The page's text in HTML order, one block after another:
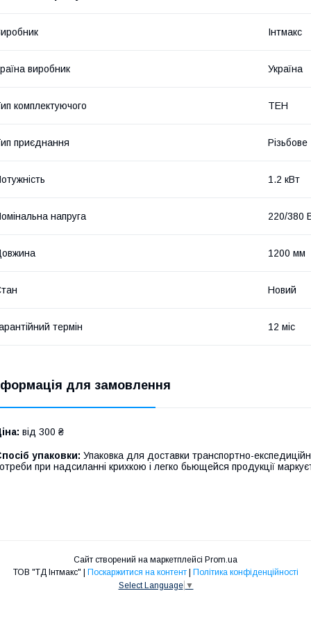
Інтмакс
виробник Україна
комплектуючого ТЕН
приєднання Різьбове
1.2 кВт
напруга 220/380
1200 мм
Новий
термін 12 міс
для замовлення
від 300 ₴
упаковки: Упаковка для доставки транспортно-
при надсиланні крихкою і легко бьющейся продукції
Сайт створений на маркетплейсі Prom.ua
ТОВ "ТД Інтмакс" | Поскаржитися на контент | Політика конфіденційності
Select Language ▼